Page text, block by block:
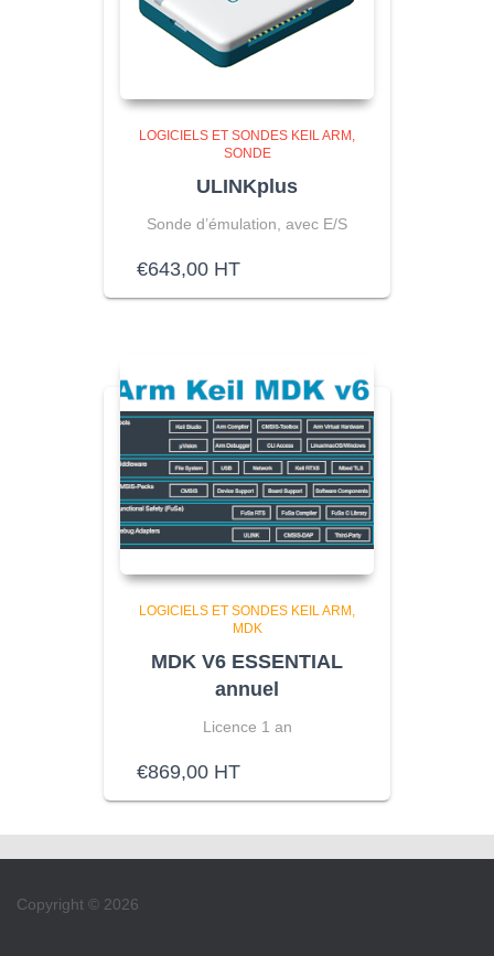
LOGICIELS ET SONDES KEIL ARM
SONDE
ULINKplus
Sonde d’émulation, avec E/S
€643,00 HT
LOGICIELS ET SONDES KEIL ARM
MDK
MDK V6 ESSENTIAL
annuel
Licence 1 an
€869,00 HT
Copyright © 2026